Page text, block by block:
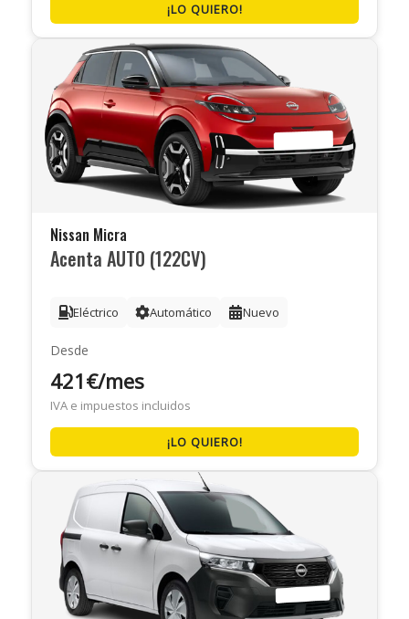
¡LO QUIERO!
Nissan Micra
Acenta AUTO (122CV)
Eléctrico Automático Nuevo
Desde
421€/mes
IVA e impuestos incluidos
¡LO QUIERO!